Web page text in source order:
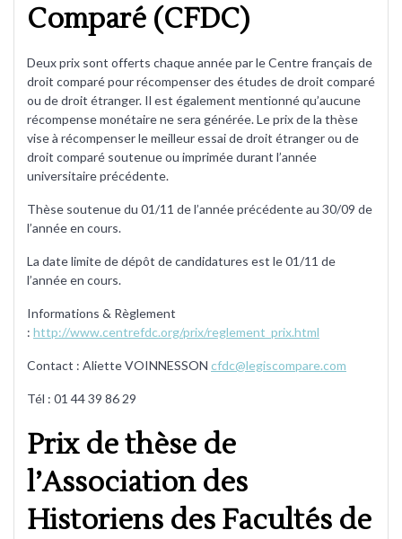
Comparé (CFDC)
Deux prix sont offerts chaque année par le Centre français de
droit comparé pour récompenser des études de droit comparé
ou de droit étranger. Il est également mentionné qu’aucune
récompense monétaire ne sera générée. Le prix de la thèse
vise à récompenser le meilleur essai de droit étranger ou de
droit comparé soutenue ou imprimée durant l’année
universitaire précédente.
Thèse soutenue du 01/11 de l’année précédente au 30/09 de
l’année en cours.
La date limite de dépôt de candidatures est le 01/11 de
l’année en cours.
Informations & Règlement
: http://www.centrefdc.org/prix/reglement_prix.html
Contact : Aliette VOINNESSON cfdc@legiscompare.com
Tél : 01 44 39 86 29
Prix de thèse de
l’Association des
Historiens des Facultés de